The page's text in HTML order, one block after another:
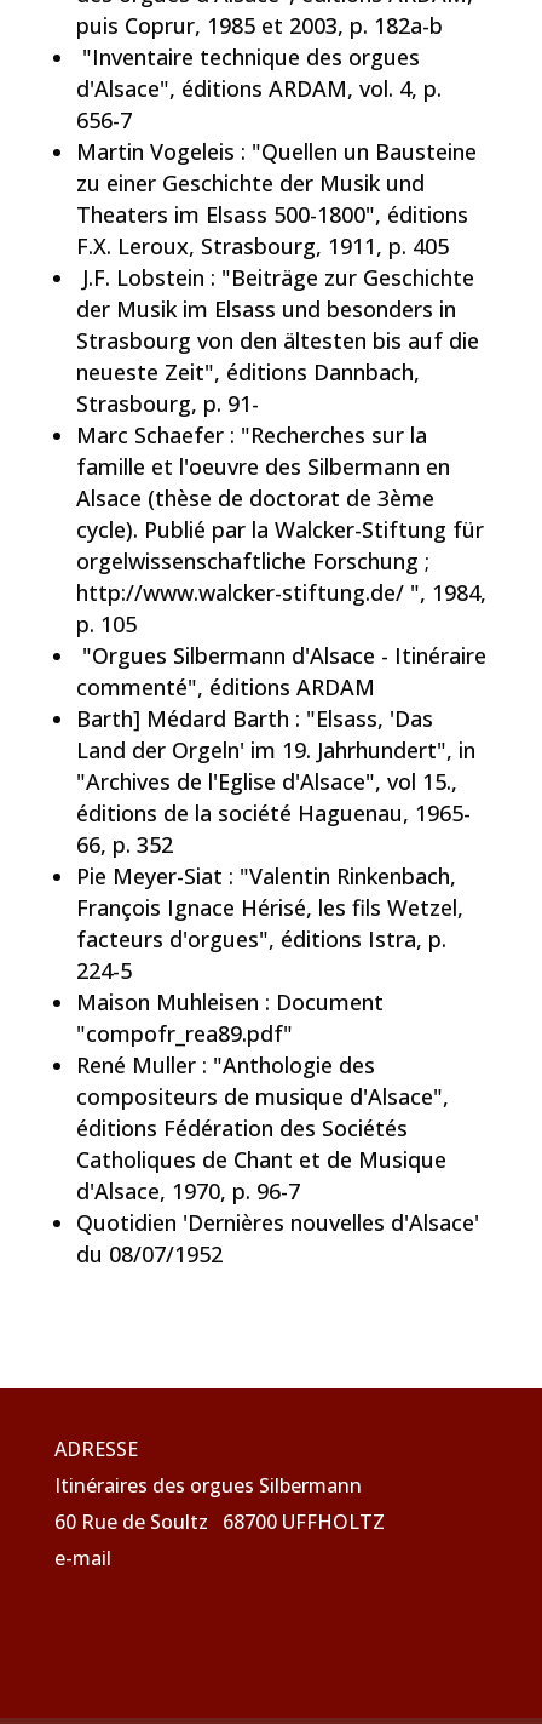
puis Coprur, 1985 et 2003, p. 182a-b
"Inventaire technique des orgues
d'Alsace", éditions ARDAM, vol. 4, p.
656-7
Martin Vogeleis : "Quellen un Bausteine
zu einer Geschichte der Musik und
Theaters im Elsass 500-1800", éditions
F.X. Leroux, Strasbourg, 1911, p. 405
J.F. Lobstein : "Beiträge zur Geschichte
der Musik im Elsass und besonders in
Strasbourg von den ältesten bis auf die
neueste Zeit", éditions Dannbach,
Strasbourg, p. 91-
Marc Schaefer : "Recherches sur la
famille et l'oeuvre des Silbermann en
Alsace (thèse de doctorat de 3ème
cycle). Publié par la Walcker-Stiftung für
orgelwissenschaftliche Forschung ;
http://www.walcker-stiftung.de/ ", 1984,
p. 105
"Orgues Silbermann d'Alsace - Itinéraire
commenté", éditions ARDAM
Barth] Médard Barth : "Elsass, 'Das
Land der Orgeln' im 19. Jahrhundert", in
"Archives de l'Eglise d'Alsace", vol 15.,
éditions de la société Haguenau, 1965-
66, p. 352
Pie Meyer-Siat : "Valentin Rinkenbach,
François Ignace Hérisé, les fils Wetzel,
facteurs d'orgues", éditions Istra, p.
224-5
Maison Muhleisen : Document
"compofr_rea89.pdf"
René Muller : "Anthologie des
compositeurs de musique d'Alsace",
éditions Fédération des Sociétés
Catholiques de Chant et de Musique
d'Alsace, 1970, p. 96-7
Quotidien 'Dernières nouvelles d'Alsace'
du 08/07/1952
ADRESSE
Itinéraires des orgues Silbermann
60 Rue de Soultz 68700 UFFHOLTZ
e-mail